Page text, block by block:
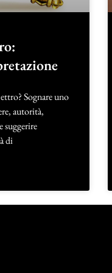
Sognare uno
autorità,
suggerire
di